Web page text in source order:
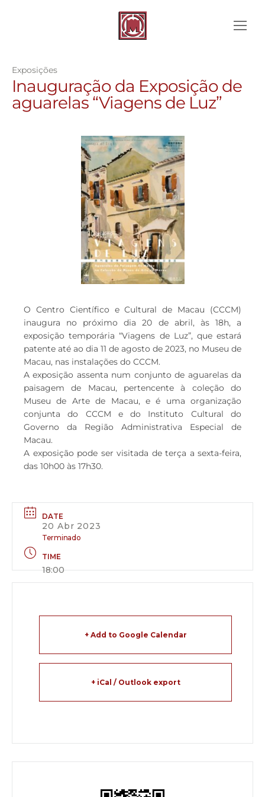
Exposições
Inauguração da Exposição de
aguarelas “Viagens de Luz”
O Centro Científico e Cultural de Macau (CCCM)
inaugura no próximo dia 20 de abril, às 18h, a
exposição temporária “Viagens de Luz”, que estará
patente até ao dia 11 de agosto de 2023, no Museu de
Macau, nas instalações do CCCM.
A exposição assenta num conjunto de aguarelas da
paisagem de Macau, pertencente à coleção do
Museu de Arte de Macau, e é uma organização
conjunta do CCCM e do Instituto Cultural do
Governo da Região Administrativa Especial de
Macau.
A exposição pode ser visitada de terça a sexta-feira,
das 10h00 às 17h30.
DATE
20 Abr 2023
Terminado
TIME
18:00
+ Add to Google Calendar
+ iCal / Outlook export